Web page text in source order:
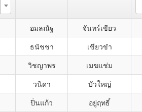
อมลณัฐ จันทร์เขียว
ธนัชชา เขียวขำ
วิชญาพร เมฆแช่ม
วนิดา บัวใหญ่
ปิ่นแก้ว อยู่ฤทธิ์